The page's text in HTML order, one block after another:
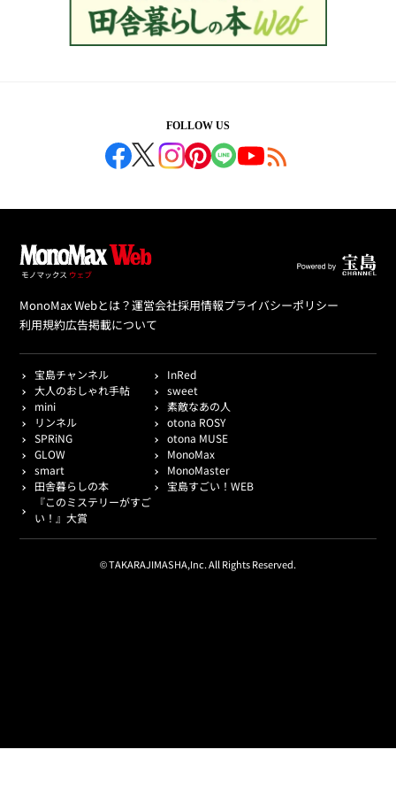
FOLLOW US
MonoMax Webとは？運営会社採用情報プライバシーポリシー
利用規約広告掲載について
宝島チャンネル
InRed
大人のおしゃれ手帖
sweet
mini
素敵なあの人
リンネル
otona ROSY
SPRiNG
otona MUSE
GLOW
MonoMax
smart
MonoMaster
田舎暮らしの本
宝島すごい！WEB
『このミステリーがすご
い！』大賞
© TAKARAJIMASHA,Inc. All Rights Reserved.